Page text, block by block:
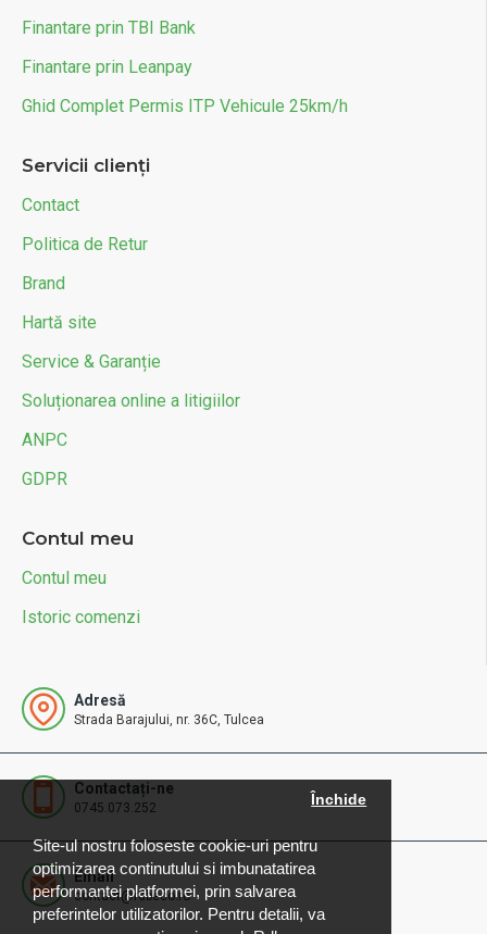
Site-ul nostru foloseste cookie-uri pentru
optimizarea continutului si imbunatatirea
performantei platformei, prin salvarea
preferintelor utilizatorilor. Pentru detalii, va
Închide
Finantare prin TBI Bank
Finantare prin Leanpay
Ghid Complet Permis ITP Vehicule 25km/h
Servicii clienți
Contact
Politica de Retur
Brand
Hartă site
Service & Garanție
Soluționarea online a litigiilor
ANPC
GDPR
Contul meu
Contul meu
Istoric comenzi
Adresă
Strada Barajului, nr. 36C, Tulcea
Contactați-ne
0745.073.252
Email
contact@rdbeco.ro